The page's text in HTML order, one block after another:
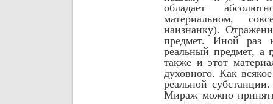
обладает
материальном,
наизнанку).
предмет. Иной раз
реальный предмет, а
также и этот
духовного. Как
реальной
Мираж можно